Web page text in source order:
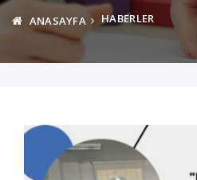
ANASAYFA HABERLER